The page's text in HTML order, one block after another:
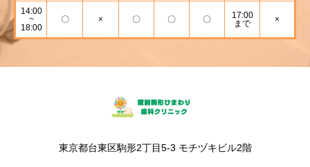
14:00
~
18:00
〇 × 〇 〇 〇
17:00
まで
×
東京都台東区駒形2丁目5-3 モチヅキビル2階